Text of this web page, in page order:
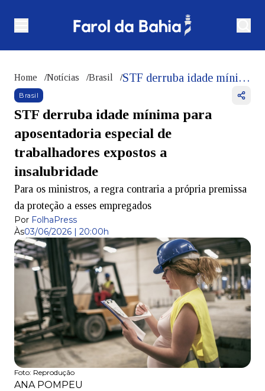
Home /Notícias /Brasil / STF derruba idade mínima para aposentadoria especial de trabalhadores expostos a insalubridade
Brasil
STF derruba idade mínima para
aposentadoria especial de
trabalhadores expostos a
insalubridade
Para os ministros, a regra contraria a própria premissa
da proteção a esses empregados
Por FolhaPress
Às03/06/2026 | 20:00h
Foto: Reprodução
ANA POMPEU